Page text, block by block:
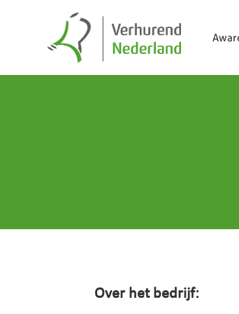
Over het bedrijf: